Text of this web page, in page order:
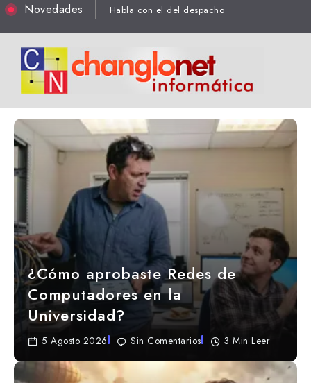
Novedades
¿Cómo aprobaste Redes de
Computadores en la
Universidad?
5 Agosto 2026 Sin Comentarios 3 Min Leer